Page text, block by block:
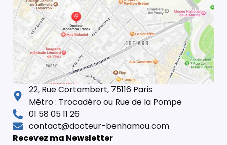
22, Rue Cortambert, 75116 Paris
Métro : Trocadéro ou Rue de la Pompe
01 58 05 11 26
contact@docteur-benhamou.com
Recevez ma Newsletter